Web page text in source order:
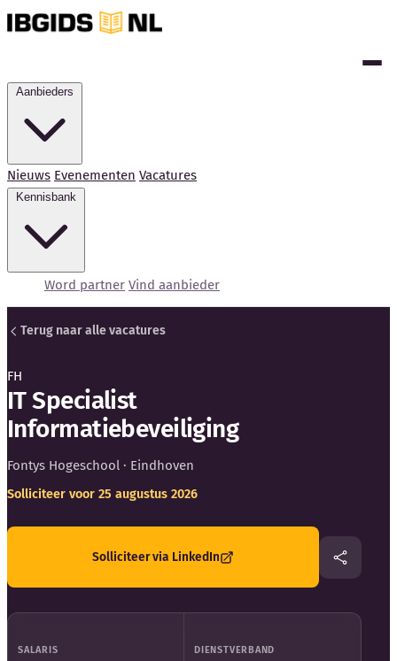
Nieuws Evenementen Vacatures
Word partner Vind aanbieder
Kennisbank
Blog
Bedrijfsupdates
Externe bronnen
Terug naar alle vacatures
FH
IT Specialist
Informatiebeveiliging
Fontys Hogeschool · Eindhoven
Solliciteer voor 25 augustus 2026
Solliciteer via LinkedIn
SALARIS DIENSTVERBAND